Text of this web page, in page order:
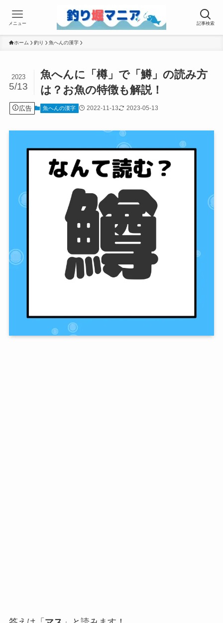
記事検索
メニュー
ホーム 釣り 魚へんの漢字
魚へんに「樽」で「鱒」の読み方
は？お魚の特徴も解説！
2023
5/13
広告 魚へんの漢字 2022-11-13 2023-05-13